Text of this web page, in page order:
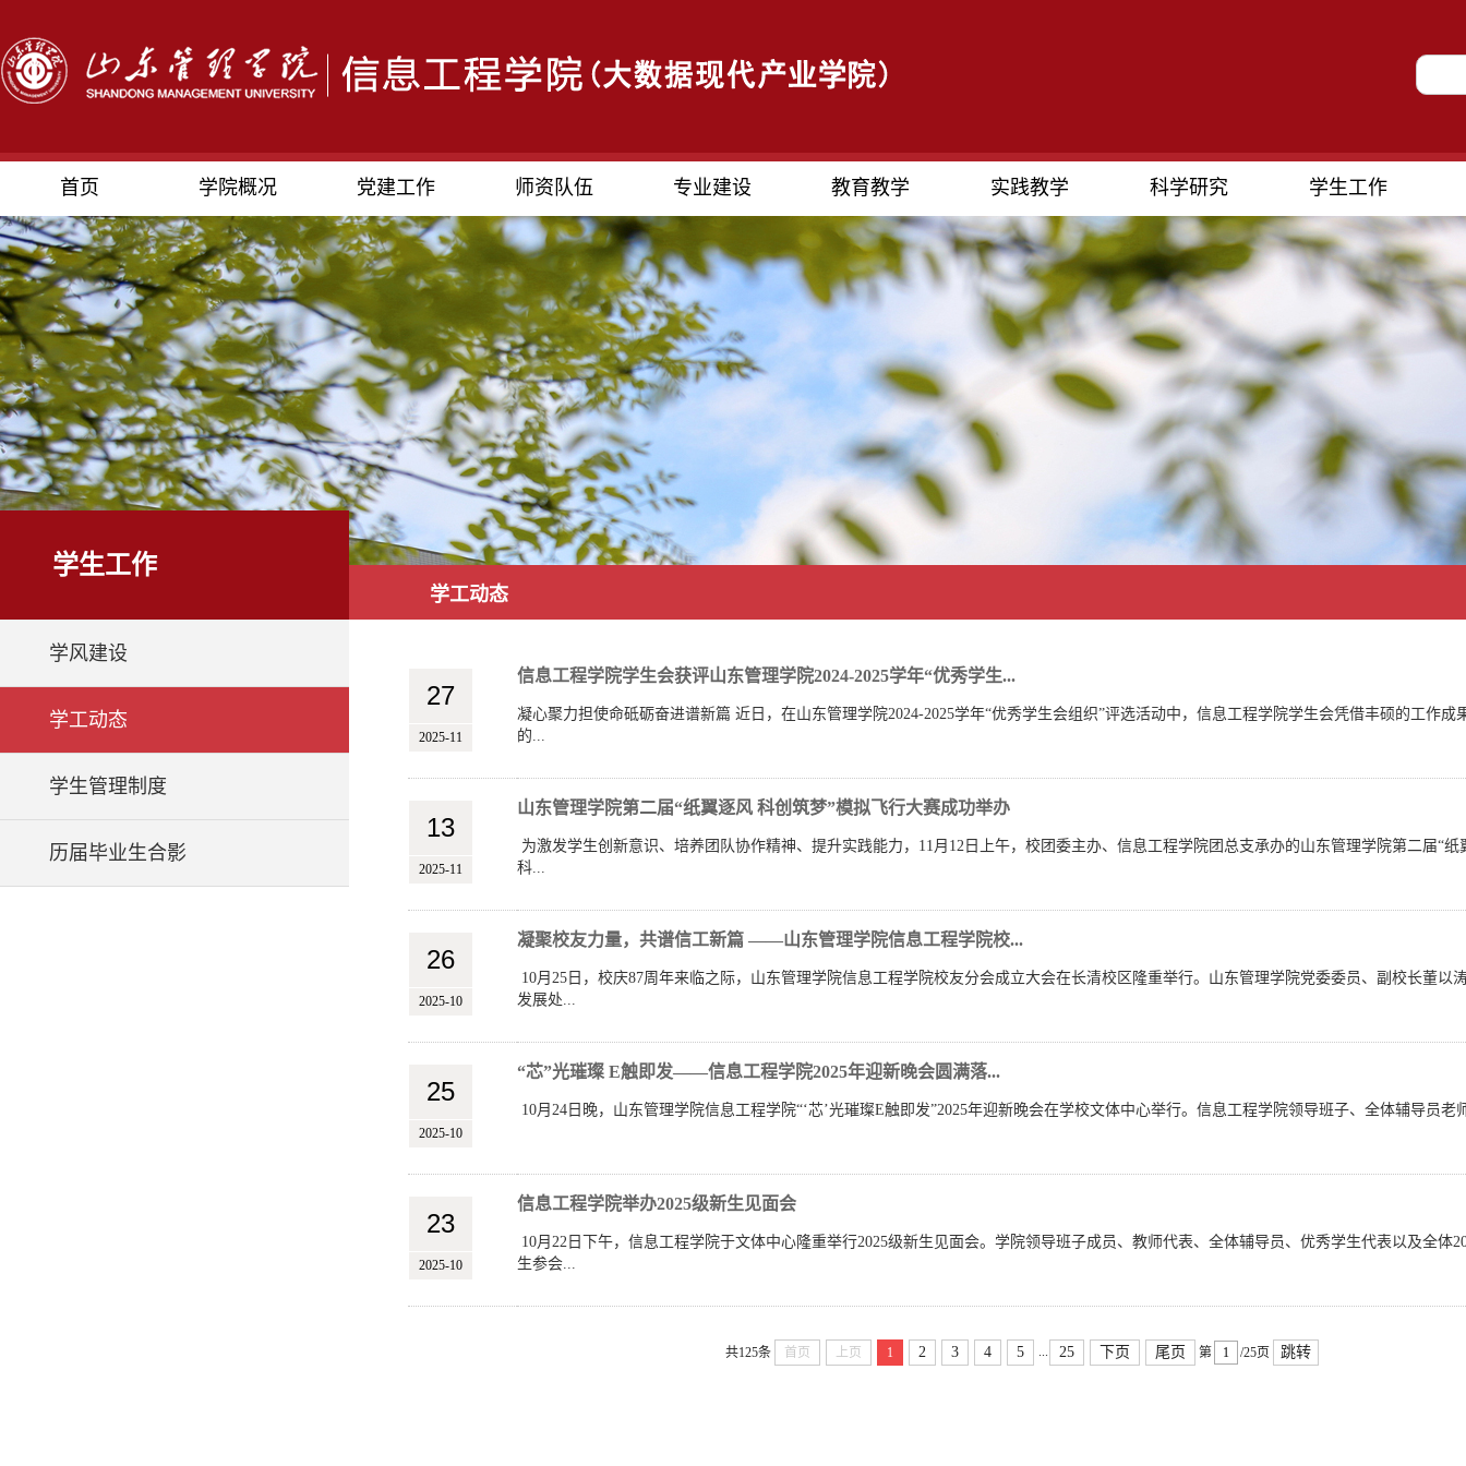
首页 学院概况 党建工作 师资队伍 专业建设 教育教学 实践教学 科学研究 学生工作
学生工作
学风建设
学工动态
学生管理制度
历届毕业生合影
学工动态
27
2025-11
信息工程学院学生会获评山东管理学院2024-2025学年“优秀学生...
凝心聚力担使命砥砺奋进谱新篇 近日，在山东管理学院2024-2025学年“优秀学生会组织”评选活动中，信息工程学院学生会凭借丰硕的工作成
的...
13
2025-11
山东管理学院第二届“纸翼逐风 科创筑梦”模拟飞行大赛成功举办
为激发学生创新意识、培养团队协作精神、提升实践能力，11月12日上午，校团委主办、信息工程学院团总支承办的山东管理学院第二届“纸
科...
26
2025-10
凝聚校友力量，共谱信工新篇 ——山东管理学院信息工程学院校...
10月25日，校庆87周年来临之际，山东管理学院信息工程学院校友分会成立大会在长清校区隆重举行。山东管理学院党委委员、副校长董以
发展处...
25
2025-10
“芯”光璀璨 E触即发——信息工程学院2025年迎新晚会圆满落...
10月24日晚，山东管理学院信息工程学院“‘芯’光璀璨E触即发”2025年迎新晚会在学校文体中心举行。信息工程学院领导班子、全体辅导员老
23
2025-10
信息工程学院举办2025级新生见面会
10月22日下午，信息工程学院于文体中心隆重举行2025级新生见面会。学院领导班子成员、教师代表、全体辅导员、优秀学生代表以及全体
生参会...
共125条 首页 上页 1 2 3 4 5 25 下页 尾页 第 /25页 跳转